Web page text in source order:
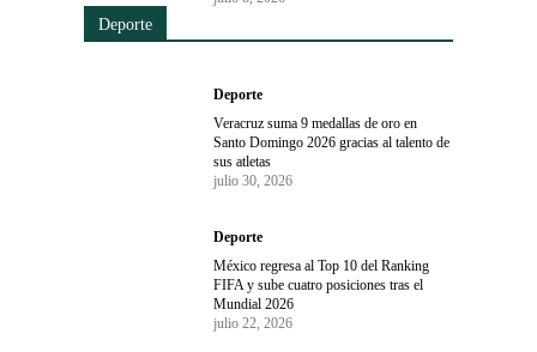
Deporte
Deporte
Veracruz suma 9 medallas de oro en
Santo Domingo 2026 gracias al talento de
sus atletas
julio 30, 2026
Deporte
México regresa al Top 10 del Ranking
FIFA y sube cuatro posiciones tras el
Mundial 2026
julio 22, 2026